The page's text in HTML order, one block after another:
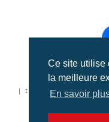
Ce site utilise
la meilleure
En savoir
| tous droits réservés
aériennes et